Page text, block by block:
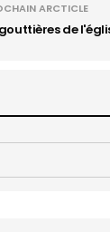
ARCTICLE
de